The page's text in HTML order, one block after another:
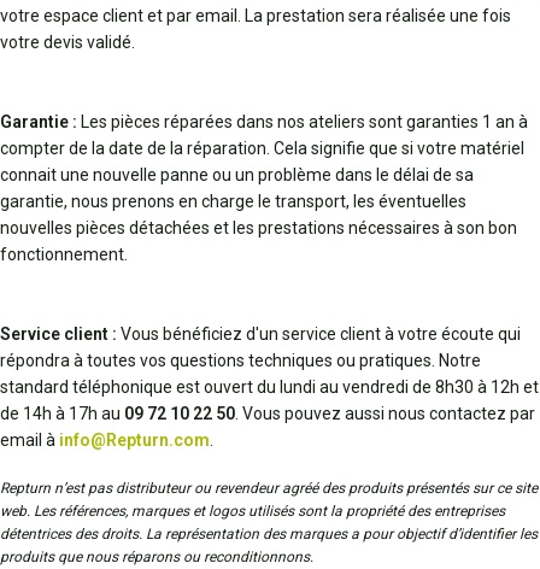
votre espace client et par email. La prestation sera réalisée une fois
votre devis validé.
Garantie : Les pièces réparées dans nos ateliers sont garanties 1 an à
compter de la date de la réparation. Cela signifie que si votre matériel
connait une nouvelle panne ou un problème dans le délai de sa
garantie, nous prenons en charge le transport, les éventuelles
nouvelles pièces détachées et les prestations nécessaires à son bon
fonctionnement.
Service client : Vous bénéficiez d'un service client à votre écoute qui
répondra à toutes vos questions techniques ou pratiques. Notre
standard téléphonique est ouvert du lundi au vendredi de 8h30 à 12h et
de 14h à 17h au 09 72 10 22 50 . Vous pouvez aussi nous contactez par
email à info@Repturn.com
Repturn n’est pas distributeur ou revendeur agréé des produits présentés sur ce site
web. Les références, marques et logos utilisés sont la propriété des entreprises
détentrices des droits. La représentation des marques a pour objectif d’identifier les
produits que nous réparons ou reconditionnons.